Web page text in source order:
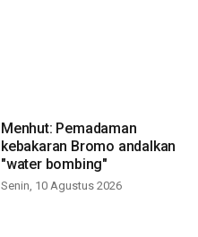
Menhut: Pemadaman
kebakaran Bromo andalkan
"water bombing"
Senin, 10 Agustus 2026